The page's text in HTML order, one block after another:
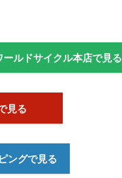
ールドサイクル本店で見る
見る
ングで見る